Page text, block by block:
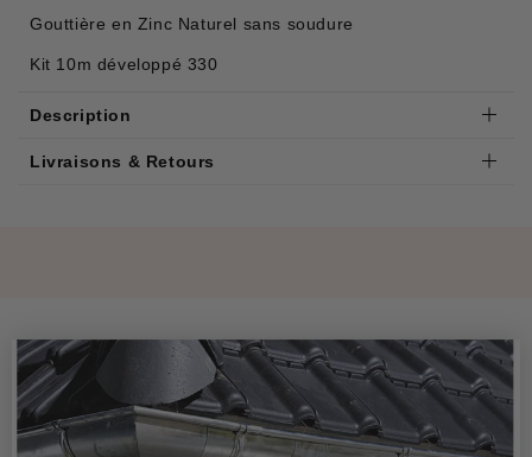
Gouttière en Zinc Naturel sans soudure
Kit 10m développé 330
Description
Livraisons & Retours